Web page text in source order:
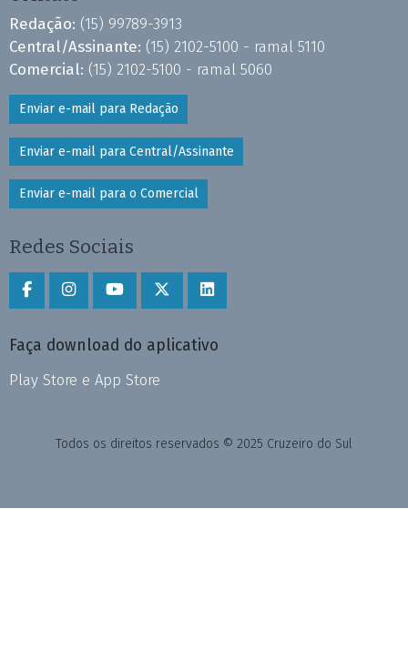
Redação: (15) 99789-3913
Central/Assinante: (15) 2102-5100 - ramal 5110
Comercial: (15) 2102-5100 - ramal 5060
Enviar e-mail para Redação
Enviar e-mail para Central/Assinante
Enviar e-mail para o Comercial
Redes Sociais
Faça download do aplicativo
Play Store e App Store
Todos os direitos reservados © 2025 Cruzeiro do Sul